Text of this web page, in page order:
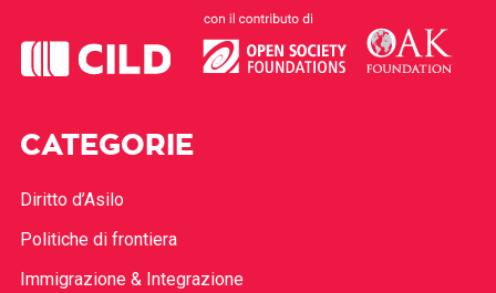
CATEGORIE
Diritto d’Asilo
Politiche di frontiera
Immigrazione & Integrazione